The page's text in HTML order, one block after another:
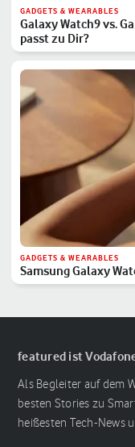
GADGETS & WEARABLES
Galaxy Watch9 vs.
passt zu Dir?
GADGETS & WEARABLES
Samsung Galaxy
Handgelenk
featured ist
Als Begleiter auf dem
besten Stories zu
heißesten Tech-News